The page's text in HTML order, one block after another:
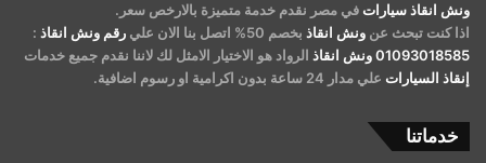
ونش انقاذ سيارات في مصر نقدم خدمة متميزة بالارخص سعر.
اذا كنت تبحث عن ونش انقاذ بخصم 50% اتصل بنا الان علي رقم ونش انقاذ :
01093018585ونش انقاذ الرواد هو الاختيار الامثل لك لاننا نقدم جميع خدمات
إنقاذ السيارات علي مدار 24 ساعة بدون اكرامية او رسوم اضافية.
خدماتنا